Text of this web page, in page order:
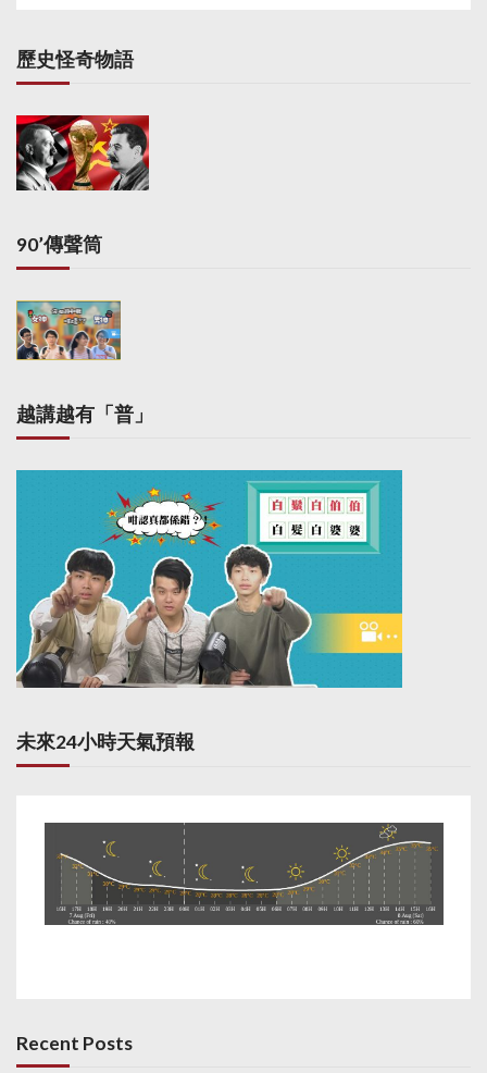
歷史怪奇物語
90’傳聲筒
越講越有「普」
未來24小時天氣預報
Recent Posts